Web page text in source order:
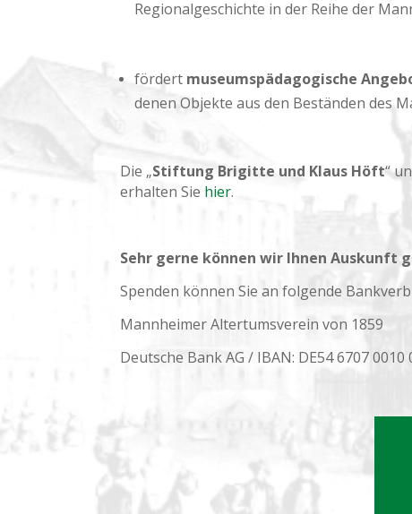
Regionalgeschichte in der Reihe der
fördert museumspädagogische
denen Objekte aus den Beständen des
Die „Stiftung Brigitte und Klaus Höft“
erhalten Sie hier.
Sehr gerne können wir Ihnen Auskunft
Spenden können Sie an folgende
Mannheimer Altertumsverein von 1859
Deutsche Bank AG / IBAN: DE54 6707 0010